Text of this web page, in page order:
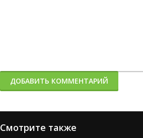
ДОБАВИТЬ КОММЕНТАРИЙ
Смотрите также